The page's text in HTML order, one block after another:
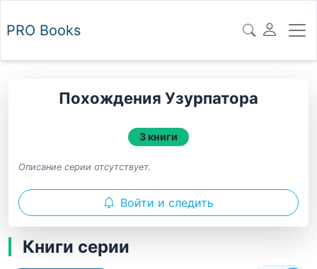
PRO Books
Похождения Узурпатора
3 книги
Описание серии отсутствует.
Войти и следить
Книги серии